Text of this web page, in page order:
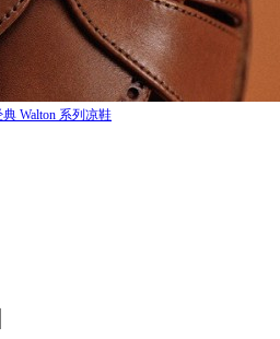
Walton 系列凉鞋